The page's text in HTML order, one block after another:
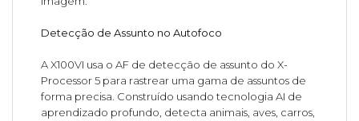
Detecção de Assunto no Autofoco
A X100VI usa o AF de detecção de assunto do X-
Processor 5 para rastrear uma gama de assuntos de
forma precisa. Construído usando tecnologia AI de
aprendizado profundo, detecta animais, aves, carros,